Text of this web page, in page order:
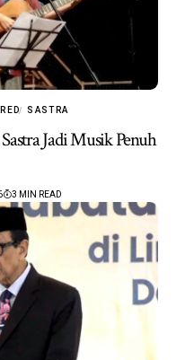
SASTRA
Jadi Musik Penuh
3 MIN READ